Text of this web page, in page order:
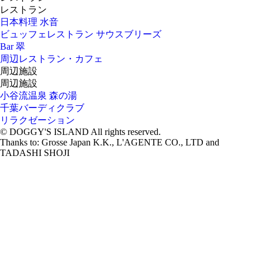
レストラン
日本料理 水音
ビュッフェレストラン サウスブリーズ
Bar 翠
周辺レストラン・カフェ
周辺施設
周辺施設
小谷流温泉 森の湯
千葉バーディクラブ
リラクゼーション
© DOGGY'S ISLAND All rights reserved.
Thanks to: Grosse Japan K.K., L'AGENTE CO., LTD and
TADASHI SHOJI